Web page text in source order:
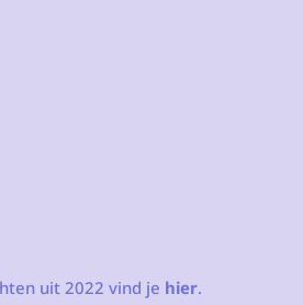
uit 2022 vind je hier.